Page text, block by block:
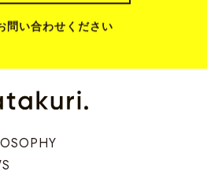
問い合わせください